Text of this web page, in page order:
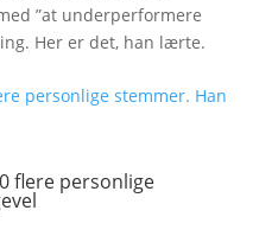
”at underperformere
Her er det, han lærte.
flere personlige